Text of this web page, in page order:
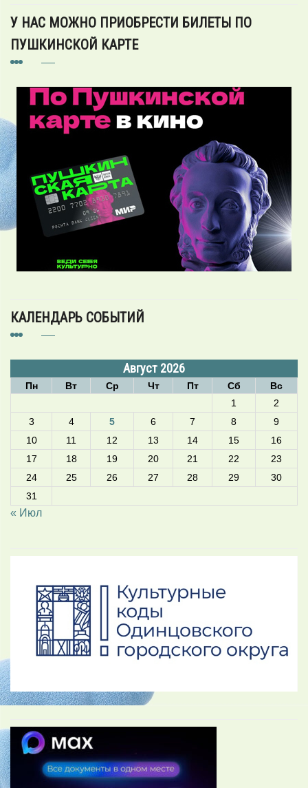
У НАС МОЖНО ПРИОБРЕСТИ БИЛЕТЫ ПО
ПУШКИНСКОЙ КАРТЕ
КАЛЕНДАРЬ СОБЫТИЙ
Август 2026
Пн Вт Ср Чт Пт Сб
Вс
1
2
3
4 5 6 7 8
9
10
11 12 13 14 15
16
17
18 19 20 21 22
23
24
25 26 27 28 29
30
31
« Июл